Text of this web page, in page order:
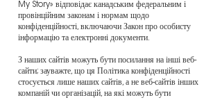
My Story» відповідає канадським федеральним і
провінційним законам і нормам щодо
конфіденційності, включаючи Закон про особисту
інформацію та електронні документи.
З наших сайтів можуть бути посилання на інші веб-
сайти; зауважте, що ця Політика конфіденційності
стосується лише наших сайтів, а не веб-сайтів інших
компаній чи організацій, на які можуть бути